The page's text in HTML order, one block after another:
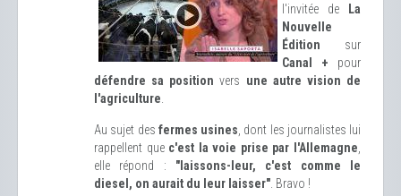
l'invitée de La
Nouvelle
Édition sur
Canal + pour
défendre sa position vers une autre vision de
l'agriculture
Au sujet des fermes usines , dont les journalistes lui
rappellent que c'est la voie prise par l'Allemagne
elle répond : "laissons-leur, c'est comme le
diesel, on aurait du leur laisser" . Bravo !